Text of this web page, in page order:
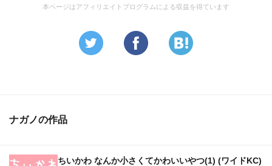
本ページはアフィリエイトプログラムによる収益を得ています
ナガノの作品
ちいかわ なんか小さくてかわいいやつ(1) (ワイドKC)